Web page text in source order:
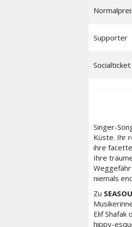
Supporter
Socialticket
Singer-
Küste. Ihr
ihre
Ihre
niemals
Zu
Elif Shafak
hippy-